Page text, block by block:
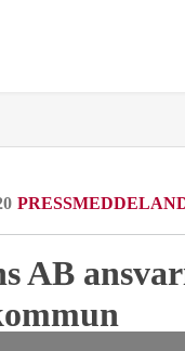
AB